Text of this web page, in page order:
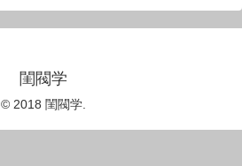
閨閥学
© 2018 閨閥学.